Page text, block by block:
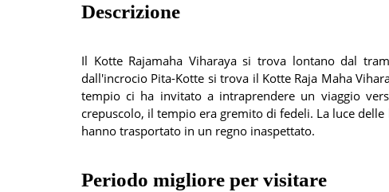
Descrizione
Il Kotte Rajamaha Viharaya si trova lontano dal
dall'incrocio Pita-Kotte si trova il Kotte Raja Maha
tempio ci ha invitato a intraprendere un viaggio
crepuscolo, il tempio era gremito di fedeli. La luce
hanno trasportato in un regno inaspettato.
Periodo migliore per visitare